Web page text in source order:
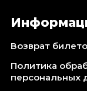
Возврат
Политика
персональных